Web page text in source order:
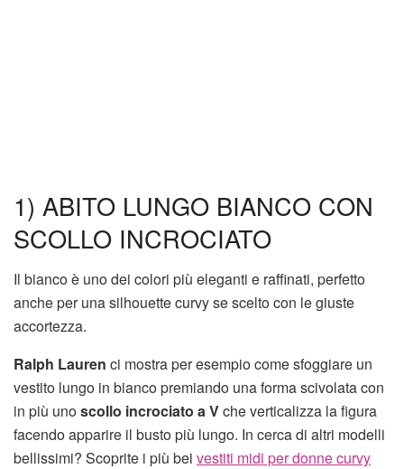
1) ABITO LUNGO BIANCO CON
SCOLLO INCROCIATO
Il bianco è uno dei colori più eleganti e raffinati, perfetto
anche per una silhouette curvy se scelto con le giuste
accortezza.
Ralph Lauren ci mostra per esempio come sfoggiare un
vestito lungo in bianco premiando una forma scivolata con
in più unoscollo incrociato a Vche verticalizza la figura
facendo apparire il busto più lungo. In cerca di altri modelli
bellissimi? Scoprite i più bei vestiti midi per donne curvy